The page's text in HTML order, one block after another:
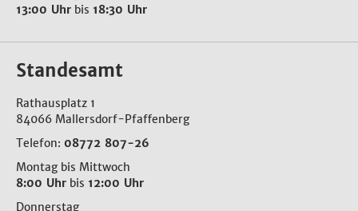
13:00 Uhr bis 18:30 Uhr
Standesamt
Rathausplatz 1
84066 Mallersdorf-Pfaffenberg
Telefon: 08772 807-26
Montag bis Mittwoch
8:00 Uhr bis 12:00 Uhr
Donnerstag